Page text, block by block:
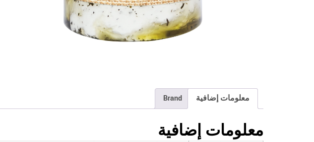
معلومات إضافية Brand
معلومات إضافية